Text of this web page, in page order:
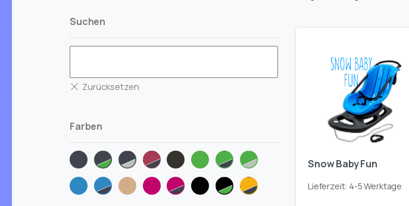
Snow Baby Fun
Lieferzeit: 4-5 Werktage
Suchen
Farben
anthrazitanthrazit-
gruen
anthrazit-
silber
berry-
anthrazit
grau-
meliert
gruengruen-
anthrazit
gruen-
silber
iceblueiceblue-
anthrazit
natur pink pink-
anthrazit
schwarzschwarz-
gruen
sonderfarbe-
2025-